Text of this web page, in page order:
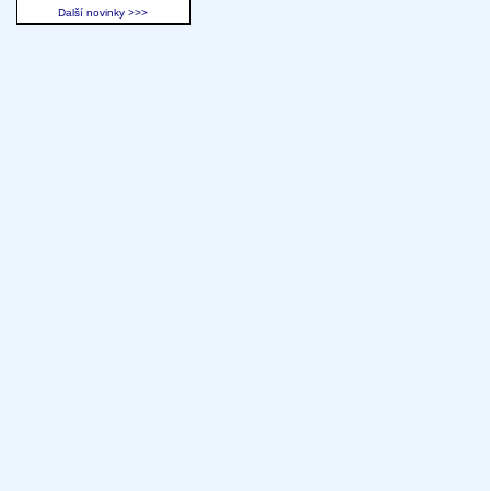
Další novinky >>>